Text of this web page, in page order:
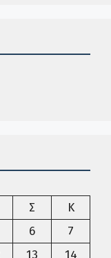
Παρασκευή
Σ Σάββατο
Κ
6
7
13
14